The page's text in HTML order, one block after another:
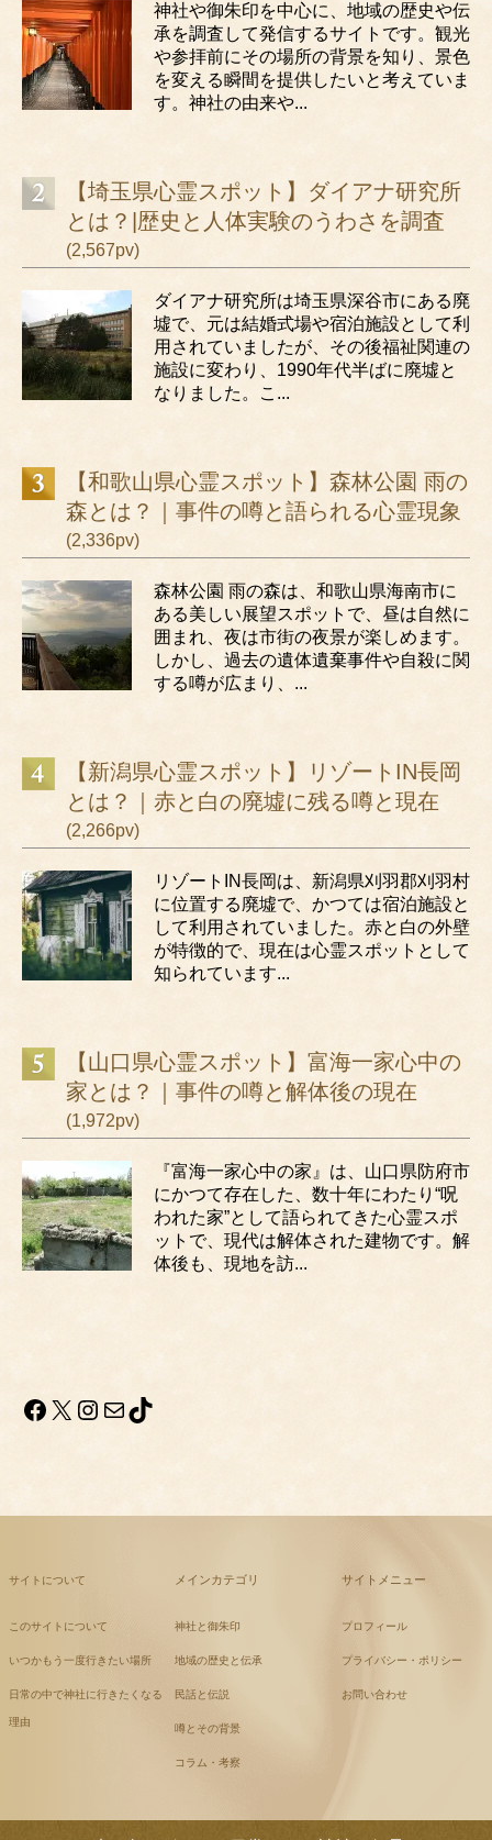
神社や御朱印を中心に、地域の歴史や伝
承を調査して発信するサイトです。観光
や参拝前にその場所の背景を知り、景色
を変える瞬間を提供したいと考えていま
す。神社の由来や...
【埼玉県心霊スポット】ダイアナ研究所
とは？|歴史と人体実験のうわさを調査
(2,567pv)
ダイアナ研究所は埼玉県深谷市にある廃
墟で、元は結婚式場や宿泊施設として利
用されていましたが、その後福祉関連の
施設に変わり、1990年代半ばに廃墟と
なりました。こ...
【和歌山県心霊スポット】森林公園 雨の
森とは？｜事件の噂と語られる心霊現象
(2,336pv)
森林公園 雨の森は、和歌山県海南市に
ある美しい展望スポットで、昼は自然に
囲まれ、夜は市街の夜景が楽しめます。
しかし、過去の遺体遺棄事件や自殺に関
する噂が広まり、...
【新潟県心霊スポット】リゾートIN長岡
とは？｜赤と白の廃墟に残る噂と現在
(2,266pv)
リゾートIN長岡は、新潟県刈羽郡刈羽村
に位置する廃墟で、かつては宿泊施設と
して利用されていました。赤と白の外壁
が特徴的で、現在は心霊スポットとして
知られています...
【山口県心霊スポット】富海一家心中の
家とは？｜事件の噂と解体後の現在
(1,972pv)
『富海一家心中の家』は、山口県防府市
にかつて存在した、数十年にわたり“呪
われた家”として語られてきた心霊スポ
ットで、現代は解体された建物です。解
体後も、現地を訪...
Facebook
X Instagram
メールTikTok
サイトについて
このサイトについて
いつかもう一度行きたい場所
日常の中で神社に行きたくなる
理由
メインカテゴリ
神社と御朱印
地域の歴史と伝承
民話と伝説
噂とその背景
コラム・考察
サイトメニュー
プロフィール
プライバシー・ポリシー
お問い合わせ